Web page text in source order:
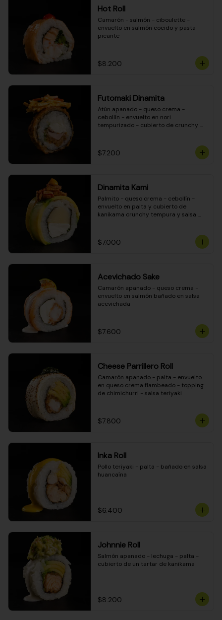
Hot Roll
Camarón - salmón - ciboulette -
envuelto en salmón cocido y pasta
picante
$8.200
Futomaki Dinamita
Atún apanado - queso crema -
cebollín - envuelto en nori
tempurizado - cubierto de crunchy
$7.200
Dinamita Kami
Palmito - queso crema - cebollín -
envuelto en palta y cubierto de
kanikama crunchy tempura y salsa
$7.000
Acevichado Sake
Camarón apanado - queso crema -
envuelto en salmón bañado en salsa
acevichada
$7.600
Cheese Parrillero Roll
Camarón apanado - palta - envuelto
en queso crema flambeado - topping
de chimichurri - salsa teriyaki
$7.800
Inka Roll
Pollo teriyaki - palta - bañado en salsa
huancaína
$6.400
Johnnie Roll
Salmón apanado - lechuga - palta -
cubierto de un tartar de kanikama
$8.200